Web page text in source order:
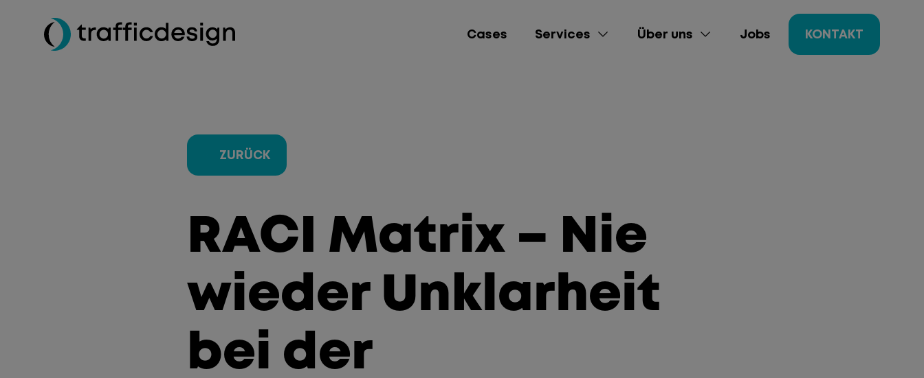
Cases Services
Performance Marketing
Content Creation
Über uns Jobs KONTAKT
ZURÜCK
RACI Matrix – Nie
wieder Unklarheit
bei der